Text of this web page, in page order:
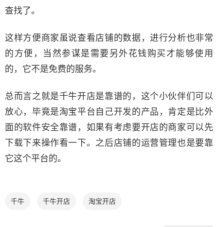
查找了。
这样方便商家虽说查看店铺的数据，进行分析也非常
的方便，当然参谋是需要另外花钱购买才能够使用
的，它不是免费的服务。
总而言之就是千牛开店是靠谱的，这个小伙伴们可以
放心，毕竟是淘宝平台自己开发的产品，肯定是比外
面的软件安全靠谱，如果有考虑要开店的商家可以先
下载下来操作看一下。之后店铺的运营管理也是要靠
它这个平台的。
千牛 千牛开店 淘宝开店